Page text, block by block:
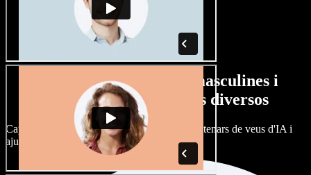
Gran varietat de veus masculines i
femenines amb accents diversos
Cap projecte ha de sonar igual. Tria entre centenars de veus d'IA i
ajusta'n l’accent.